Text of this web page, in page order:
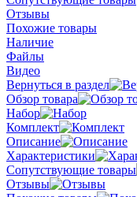
Отзывы
Похожие товары
Наличие
Файлы
Видео
Вернуться в раздел
Обзор товара
Набор
Комплект
Описание
Характеристики
Сопутствующие товары
Отзывы